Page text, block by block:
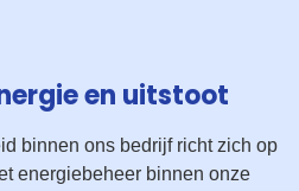
en uitstoot
binnen ons bedrijf richt zich op
energiebeheer binnen onze